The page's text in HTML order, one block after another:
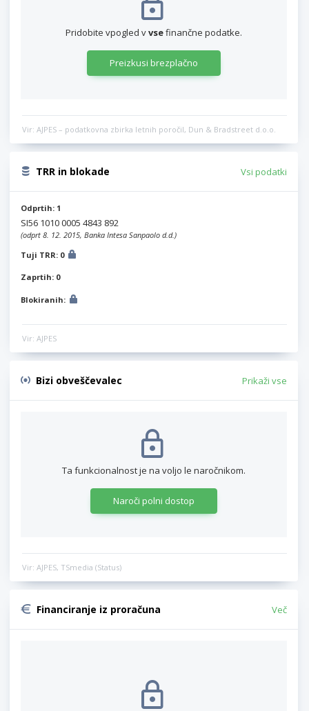
Pridobite vpogled vvsefinančne podatke.
Preizkusi brezplačno
Vir: AJPES – podatkovna zbirka letnih poročil, Dun & Bradstreet d.o.o.
TRR in blokade Vsi podatki
Odprtih: 1
SI56 1010 0005 4843 892
(odprt 8. 12. 2015, Banka Intesa Sanpaolo d.d.)
Tuji TRR: 0
Zaprtih: 0
Blokiranih:
Vir: AJPES
Bizi obveščevalec Prikaži vse
Ta funkcionalnost je na voljo le naročnikom.
Naroči polni dostop
Vir: AJPES, TSmedia (Status)
Financiranje iz proračuna Več